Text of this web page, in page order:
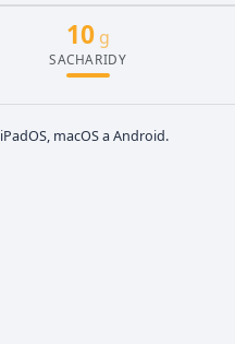
10g
SACHARIDY
macOS a Android.